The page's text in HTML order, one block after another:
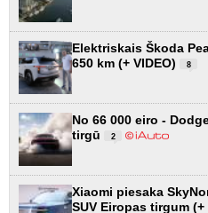
Elektriskais Škoda
650 km (+ VIDEO)
8
No 66 000 eiro -
tirgū
2
Xiaomi piesaka
SUV Eiropas tirgum (+